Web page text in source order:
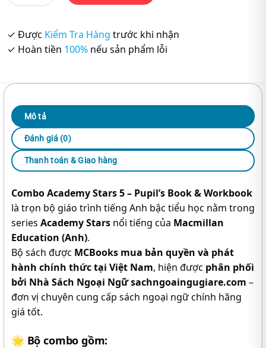
✓ Được Kiểm Tra Hàng trước khi nhận
✓ Hoàn tiền 100% nếu sản phẩm lỗi
Mô tả
Đánh giá (0)
Thanh toán & Giao hàng
Combo Academy Stars 5 – Pupil’s Book & Workbook
là trọn bộ giáo trình tiếng Anh bậc tiểu học nằm trong
series Academy Stars nổi tiếng của Macmillan
Education (Anh).
Bộ sách được MCBooks mua bản quyền và phát
hành chính thức tại Việt Nam, hiện được phân phối
bởi Nhà Sách Ngoại Ngữ sachngoaingugiare.com –
đơn vị chuyên cung cấp sách ngoại ngữ chính hãng
giá tốt.
🌟 Bộ combo gồm: